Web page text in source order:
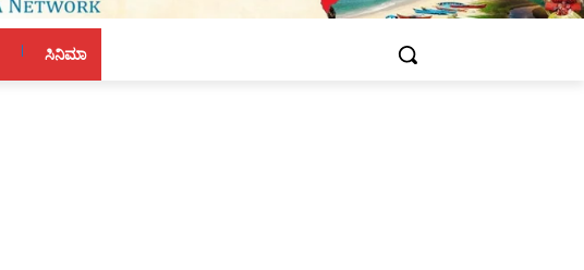
ಸಿನಿಮಾ